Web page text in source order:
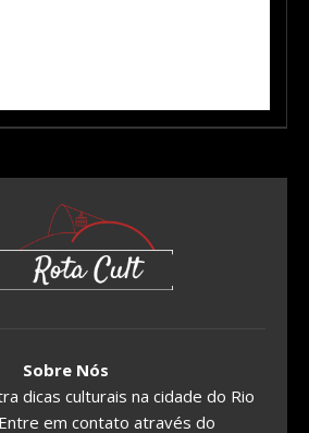
Sobre Nós
dicas culturais na cidade do Rio
em contato através do